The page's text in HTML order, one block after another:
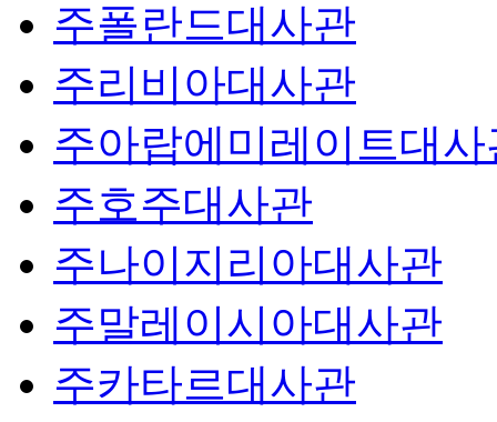
주폴란드대사관
주리비아대사관
주아랍에미레이트대사
주호주대사관
주나이지리아대사관
주말레이시아대사관
주카타르대사관